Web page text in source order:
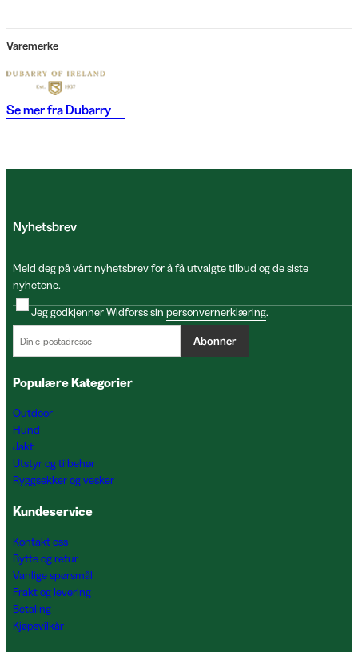
Varemerke
Se mer fra Dubarry
Nyhetsbrev
Meld deg på vårt nyhetsbrev for å få utvalgte tilbud og de siste
nyhetene.
Jeg godkjenner Widforss sin personvernerklæring.
Abonner
Populære Kategorier
Outdoor
Hund
Jakt
Utstyr og tilbehør
Ryggsekker og vesker
Kundeservice
Kontakt oss
Bytte og retur
Vanlige spørsmål
Frakt og levering
Betaling
Kjøpsvilkår